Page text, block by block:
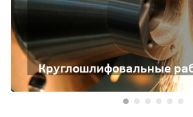
Круглошлифовальные